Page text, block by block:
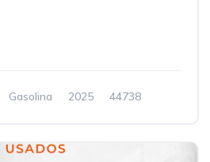
Gasolina 2025
44738